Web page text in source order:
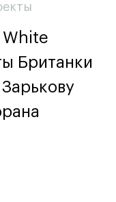
White
Британки